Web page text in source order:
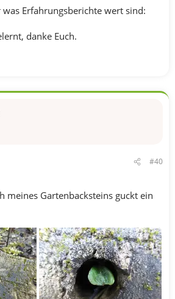
Erfahrungsberichte wert sind:
danke Euch.
#40
meines Gartenbacksteins guckt ein